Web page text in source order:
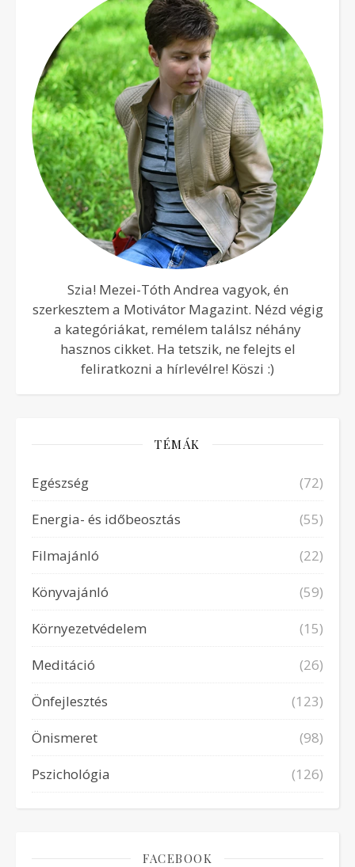
Szia! Mezei-Tóth Andrea vagyok, én
szerkesztem a Motivátor Magazint. Nézd végig
a kategóriákat, remélem találsz néhány
hasznos cikket. Ha tetszik, ne felejts el
feliratkozni a hírlevélre! Köszi :)
TÉMÁK
Egészség
(72)
Energia- és időbeosztás
(55)
Filmajánló
(22)
Könyvajánló
(59)
Környezetvédelem
(15)
Meditáció
(26)
Önfejlesztés
(123)
Önismeret
(98)
Pszichológia
(126)
FACEBOOK